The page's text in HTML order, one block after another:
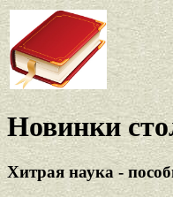
Новинки
Хитрая наука -